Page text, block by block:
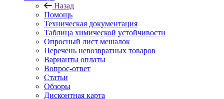
Назад
Помощь
Техническая документация
Таблица химической устойчивости
Опросный лист мешалок
Перечень невозвратных товаров
Варианты оплаты
Вопрос-ответ
Статьи
Обзоры
Дисконтная карта